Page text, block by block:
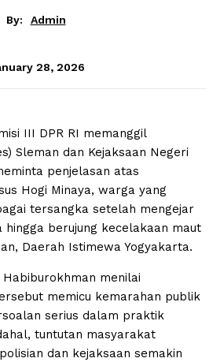
By: Admin
28, 2026
III DPR RI memanggil
Sleman dan Kejaksaan Negeri
penjelasan atas
Hogi Minaya, warga yang
tersangka setelah mengejar
berujung kecelakaan maut
Daerah Istimewa Yogyakarta.
Habiburokhman menilai
memicu kemarahan publik
serius dalam praktik
tuntutan masyarakat
dan kejaksaan semakin